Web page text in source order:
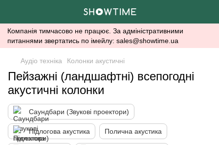
Компанія тимчасово не працює. За адміністративними
питаннями звертатись по імейлу: sales@showtime.ua
Аудіо техніка Колонки акустичні
Пейзажні (ландшафтні) всепогодні
акустичні колонки
Саундбари (Звукові проектори)
Підлогова акустика Полична акустика